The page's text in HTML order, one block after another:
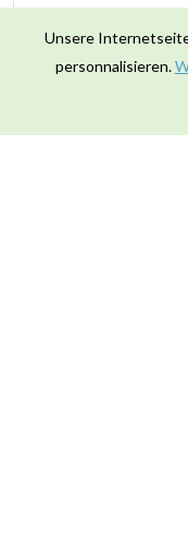
Luxemburgisch
Mathematik
Unsere
personnalisieren.